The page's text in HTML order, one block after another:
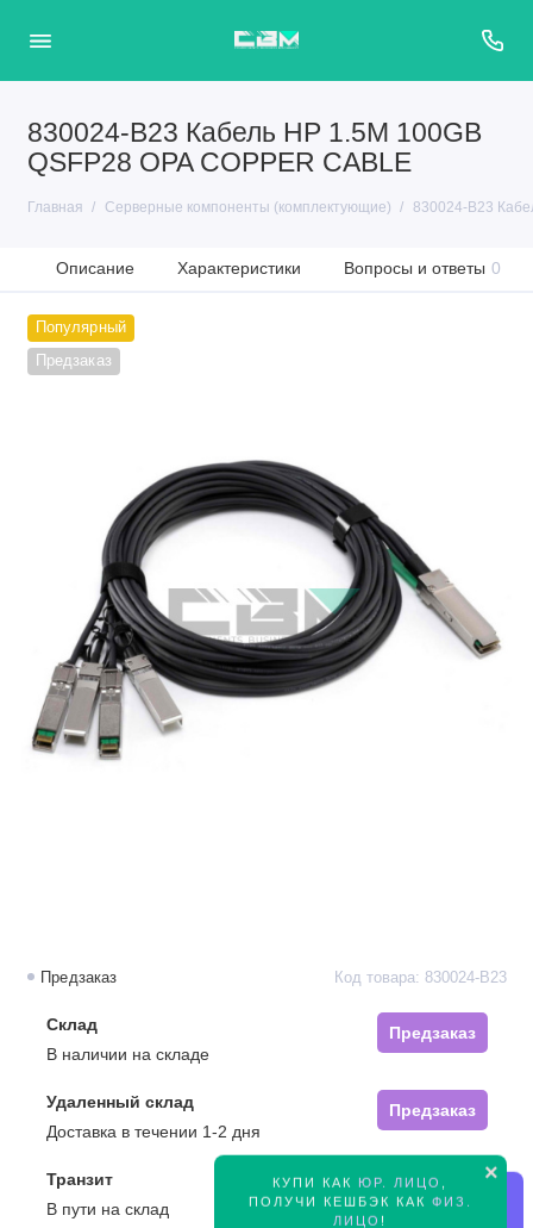
830024-B23 Кабель HP 1.5M 100GB
QSFP28 OPA COPPER CABLE
Главная Серверные компоненты (комплектующие) 830024-B23
Описание Характеристики Вопросы и ответы 0
Популярный
Предзаказ
×
КУПИ КАК ЮР. ЛИЦО
ПОЛУЧИ КЕШБЭК КАК ФИЗ.
ЛИЦО !
Предзаказ Код товара: 830024-B23
Склад
Предзаказ
В наличии на складе
Удаленный склад
Предзаказ
Доставка в течении 1-2 дня
Транзит
Предзаказ
В пути на склад